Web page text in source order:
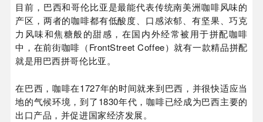
目前，巴西和哥伦比亚是最能代表传统南美洲咖啡风味的
产区，两者的咖啡都有低酸度、口感浓郁、有坚果、巧克
力风味和焦糖般的甜感，在国内外经常被用于拼配咖啡
中，在前街咖啡（FrontStreet Coffee）就有一款精品拼配
就是用巴西拼哥伦比亚。
在巴西，咖啡在1727年的时间就来到巴西，并很快适应当
地的气候环境，到了1830年代，咖啡已经成为巴西主要的
出口产品，并促进国家经济发展。